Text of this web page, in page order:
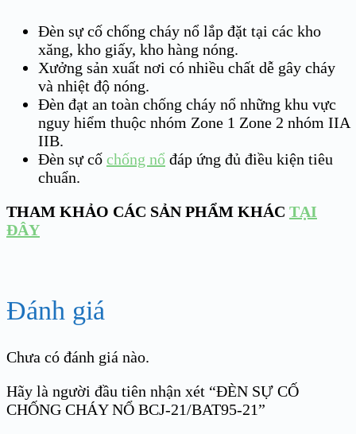
Đèn sự cố chống cháy nổ lắp đặt tại các kho
xăng, kho giấy, kho hàng nóng.
Xưởng sản xuất nơi có nhiều chất dễ gây cháy
và nhiệt độ nóng.
Đèn đạt an toàn chống cháy nổ những khu vực
nguy hiểm thuộc nhóm Zone 1 Zone 2 nhóm IIA
IIB.
Đèn sự cố chống nổ đáp ứng đủ điều kiện tiêu
chuẩn.
THAM KHẢO CÁC SẢN PHẨM KHÁC TẠI
ĐÂY
Đánh giá
Chưa có đánh giá nào.
Hãy là người đầu tiên nhận xét “ĐÈN SỰ CỐ
CHỐNG CHÁY NỔ BCJ-21/BAT95-21”